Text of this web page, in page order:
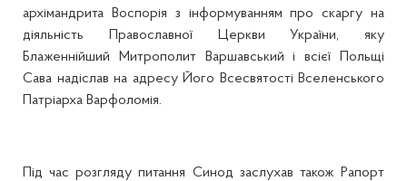
архімандрита Воспорія з інформуванням про скаргу на
діяльність Православної Церкви України, яку
Блаженнійший Митрополит Варшавський і всієї Польщі
Сава надіслав на адресу Його Всесвятості Вселенського
Патріарха Варфоломія.
Під час розгляду питання Синод заслухав також Рапорт